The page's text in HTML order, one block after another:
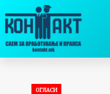
ОГЛАСИ